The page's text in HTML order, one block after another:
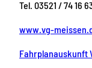
Tel. 03521 / 74 16
www.vg-
Fahrplanauskunft